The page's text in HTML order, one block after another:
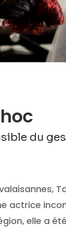
du
actrice
elle a